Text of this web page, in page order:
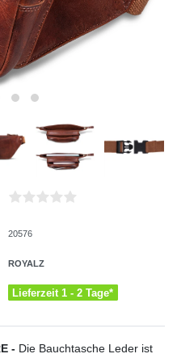
20576
ROYALZ
Lieferzeit 1 - 2 Tage*
- Die Bauchtasche Leder ist